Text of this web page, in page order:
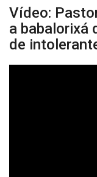
Vídeo:
a babalorixá
de